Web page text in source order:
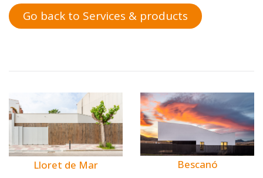
Go back to Services & products
Lloret de Mar Bescanó